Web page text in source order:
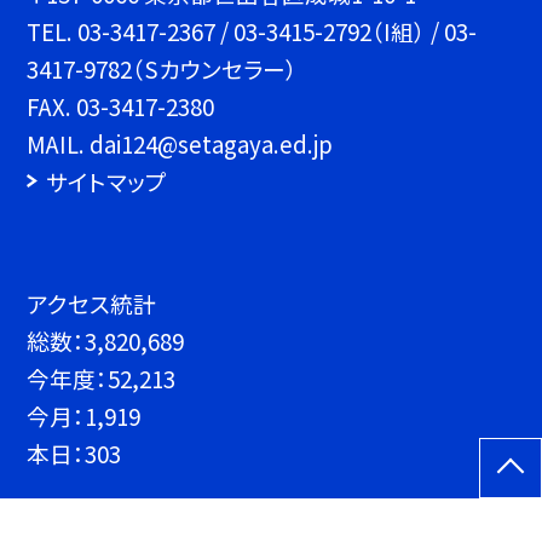
TEL. 03-3417-2367 / 03-3415-2792（I組） / 03-
3417-9782（Sカウンセラー）
FAX. 03-3417-2380
MAIL. dai124@setagaya.ed.jp
サイトマップ
アクセス統計
総数：3,820,689
今年度：52,213
今月： 1,919
本日：303